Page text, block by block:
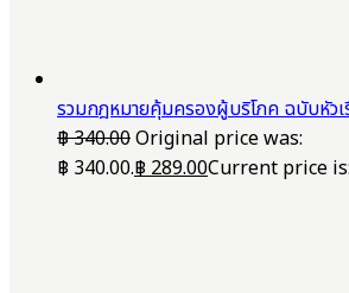
รวมกฎหมายคุ้มครองผู้บริโภค ฉบับหัวเ
฿340.00Original price was:
฿ 340.00.฿289.00Current price